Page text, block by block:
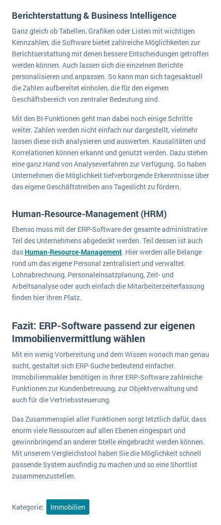
Berichterstattung & Business Intelligence
Ganz gleich ob Tabellen, Grafiken oder Listen mit wichtigen
Kennzahlen, die Software bietet zahlreiche Möglichkeiten zur
Berichtserstattung mit denen bessere Entscheidungen getroffen
werden können. Auch lassen sich die einzelnen Berichte
personalisieren und anpassen. So kann man sich tagesaktuell
die Zahlen aufbereitet einholen, die für den eigenen
Geschäftsbereich von zentraler Bedeutung sind.
Mit den BI-Funktionen geht man dabei noch einige Schritte
weiter. Zahlen werden nicht einfach nur dargestellt, vielmehr
lassen diese sich analysieren und auswerten. Kausalitäten und
Korrelationen können erkannt und genutzt werden. Dazu stehen
eine ganz Hand von Analyseverfahren zur Verfügung. So haben
Unternehmen die Möglichkeit tiefverborgende Erkenntnisse über
das eigene Geschäftstreiben ans Tageslicht zu fördern.
Human-Resource-Management (HRM)
Ebenso muss mit der ERP-Software der gesamte administrative
Teil des Unternehmens abgedeckt werden. Teil dessen ist auch
das Human-Resource-Management. Hier werden alle Belange
rund um das eigene Personal zentralisiert und verwaltet.
Lohnabrechnung, Personaleinsatzplanung, Zeit- und
Arbeitsanalyse oder auch einfach die Mitarbeiterzeiterfassung
finden hier ihren Platz.
Fazit: ERP-Software passend zur eigenen
Immobilienvermittlung wählen
Mit ein wenig Vorbereitung und dem Wissen wonach man genau
sucht, gestaltet sich ERP-Suche bedeutend einfacher.
Immobilienmakler benötigen in Ihrer ERP-Software zahlreiche
Funktionen zur Kundenbetreuung, zur Objektverwaltung und
auch für die Vertriebssteuerung.
Das Zusammenspiel aller Funktionen sorgt letztlich dafür, dass
enorm viele Ressourcen auf allen Ebenen eingespart und
gewinnbringend an anderer Stelle eingebracht werden können.
Mit unserem Vergleichstool haben Sie die Möglichkeit schnell
passende System ausfindig zu machen und so eine Shortlist
zusammenzustellen.
Kategorie: Immobilien